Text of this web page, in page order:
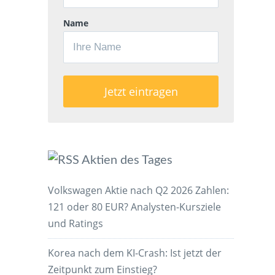
Name
Aktien des Tages
Volkswagen Aktie nach Q2 2026 Zahlen:
121 oder 80 EUR? Analysten-Kursziele
und Ratings
Korea nach dem KI-Crash: Ist jetzt der
Zeitpunkt zum Einstieg?